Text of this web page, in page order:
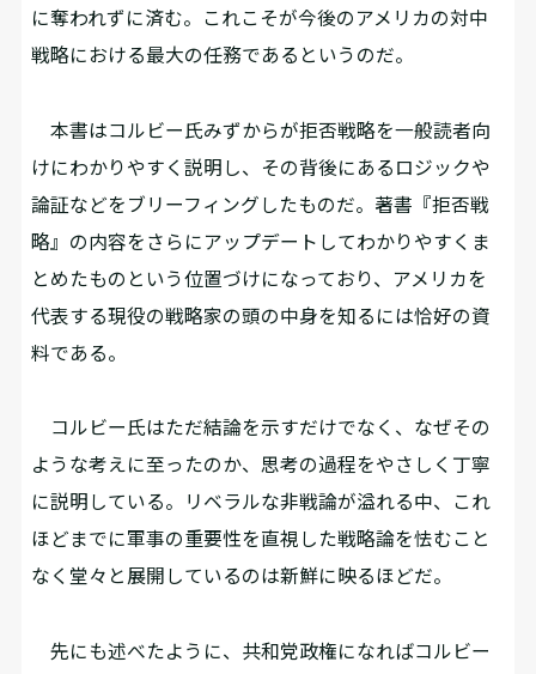
に奪われずに済む。これこそが今後のアメリカの対中
戦略における最大の任務であるというのだ。
本書はコルビー氏みずからが拒否戦略を一般読者向
けにわかりやすく説明し、その背後にあるロジックや
論証などをブリーフィングしたものだ。著書『拒否戦
略』の内容をさらにアップデートしてわかりやすくま
とめたものという位置づけになっており、アメリカを
代表する現役の戦略家の頭の中身を知るには恰好の資
料である。
コルビー氏はただ結論を示すだけでなく、なぜその
ような考えに至ったのか、思考の過程をやさしく丁寧
に説明している。リベラルな非戦論が溢れる中、これ
ほどまでに軍事の重要性を直視した戦略論を怯むこと
なく堂々と展開しているのは新鮮に映るほどだ。
先にも述べたように、共和党政権になればコルビー